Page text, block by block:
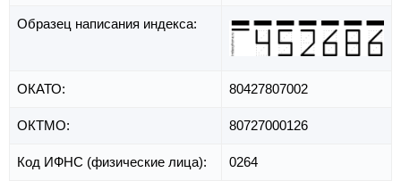
Образец написания индекса:
ОКАТО: 80427807002
ОКТМО: 80727000126
Код ИФНС (физические лица): 0264